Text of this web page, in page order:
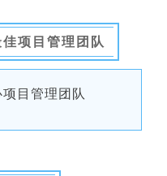
项目管理团队
目管理团队